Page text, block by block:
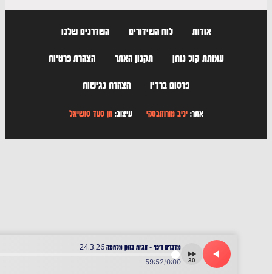
לוח השידורים השדרנים שלנו
עמותת קול נותן תקנון האתר הצהרת פרטיות
פרסום ברדיו הצהרת נגישות
יניב מורוזובסקיעיצוב:חן סעד סושיאל
30
מדברים ריפוי - זוגיות בזמן מלחמה 24.3.26
0:00
59:52